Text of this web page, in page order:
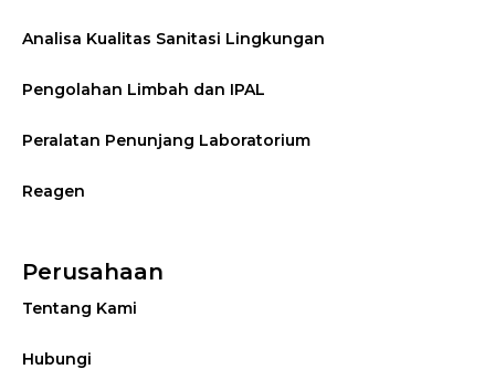
Analisa Kualitas Sanitasi Lingkungan
Pengolahan Limbah dan IPAL
Peralatan Penunjang Laboratorium
Reagen
Perusahaan
Tentang Kami
Hubungi